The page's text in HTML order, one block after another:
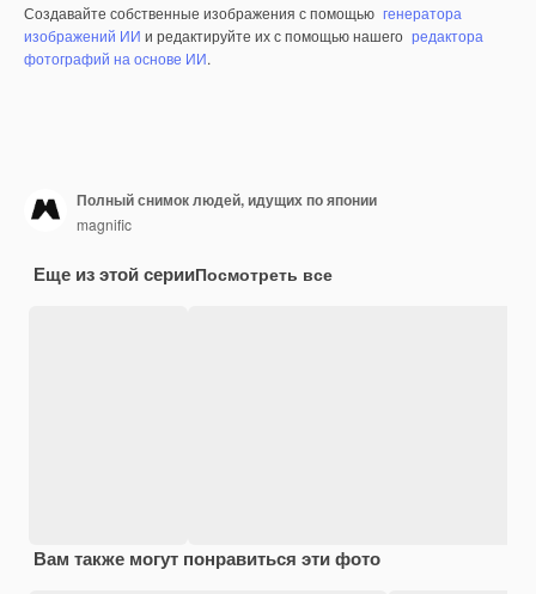
Создавайте собственные изображения с помощью генератора
изображений ИИ и редактируйте их с помощью нашего редактора
фотографий на основе ИИ.
Полный снимок людей, идущих по японии
magnific
Еще из этой серииПосмотреть все
Вам также могут понравиться эти фото